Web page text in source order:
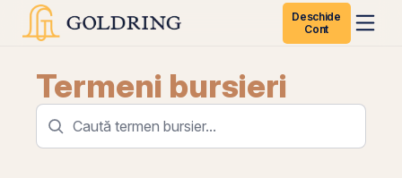
Deschide
Cont
Termeni bursieri